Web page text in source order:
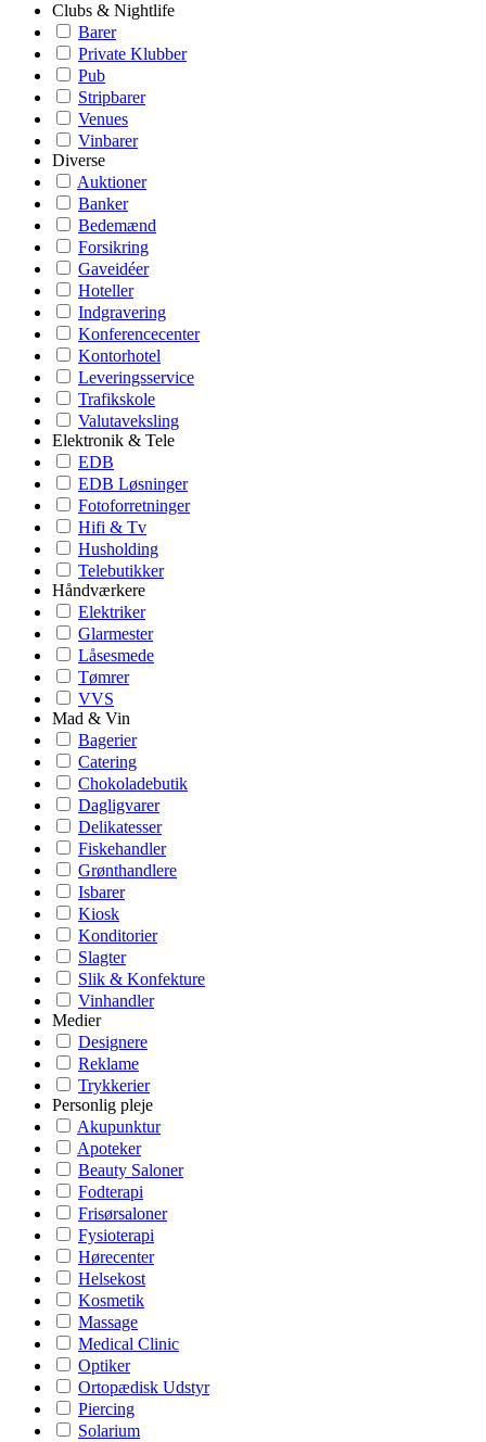
Clubs & Nightlife
Barer
Private Klubber
Pub
Stripbarer
Venues
Vinbarer
Diverse
Auktioner
Banker
Bedemænd
Forsikring
Gaveidéer
Hoteller
Indgravering
Konferencecenter
Kontorhotel
Leveringsservice
Trafikskole
Valutaveksling
Elektronik & Tele
EDB
EDB Løsninger
Fotoforretninger
Hifi & Tv
Husholding
Telebutikker
Håndværkere
Elektriker
Glarmester
Låsesmede
Tømrer
VVS
Mad & Vin
Bagerier
Catering
Chokoladebutik
Dagligvarer
Delikatesser
Fiskehandler
Grønthandlere
Isbarer
Kiosk
Konditorier
Slagter
Slik & Konfekture
Vinhandler
Medier
Designere
Reklame
Trykkerier
Personlig pleje
Akupunktur
Apoteker
Beauty Saloner
Fodterapi
Frisørsaloner
Fysioterapi
Hørecenter
Helsekost
Kosmetik
Massage
Medical Clinic
Optiker
Ortopædisk Udstyr
Piercing
Solarium